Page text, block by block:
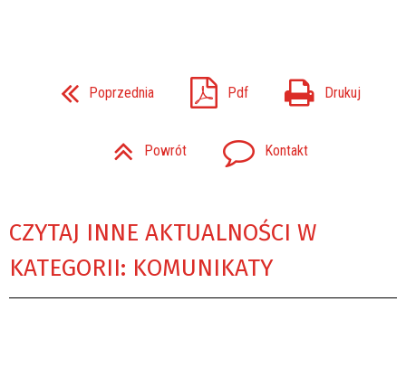
Poprzednia Pdf Drukuj
Powrót Kontakt
CZYTAJ INNE AKTUALNOŚCI W
KATEGORII: KOMUNIKATY